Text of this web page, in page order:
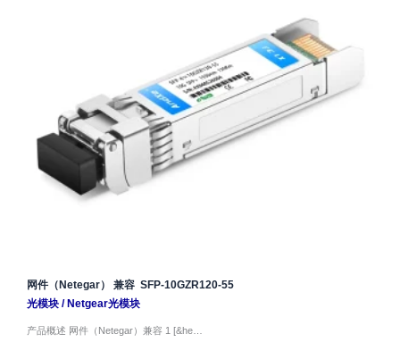
网件（Netegar） 兼容 SFP-10GZR120-55
光模块/ Netgear光模块
产品概述 网件（Netegar）兼容 1 [&he…